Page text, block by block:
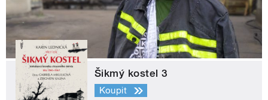
Šikmý kostel 3
Koupit